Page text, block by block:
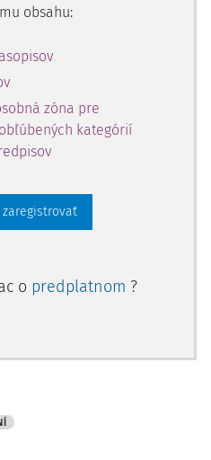
obsahu:
zóna pre
kategórií
zaregistrovať
o predplatnom ?